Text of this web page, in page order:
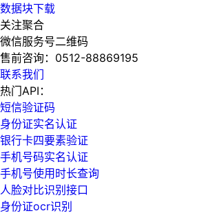
数据块下载
关注聚合
微信服务号二维码
售前咨询： 0512-88869195
联系我们
热门API：
短信验证码
身份证实名认证
银行卡四要素验证
手机号码实名认证
手机号使用时长查询
人脸对比识别接口
身份证ocr识别